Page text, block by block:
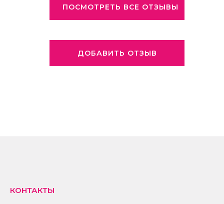
ПОСМОТРЕТЬ ВСЕ ОТЗЫВЫ
ДОБАВИТЬ ОТЗЫВ
КОНТАКТЫ